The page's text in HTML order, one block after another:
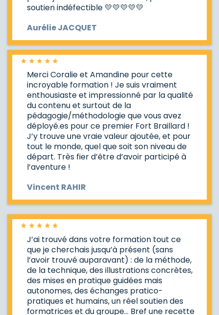
soutien indéfectible 💛💛💛💛💛
Aurélie JACQUET
Merci Coralie et Amandine pour cette
incroyable formation ! Je suis vraiment
enthousiaste et impressionné par la qualité
du contenu et surtout de la
pédagogie/méthodologie que vous avez
déployé.es pour ce premier Fort Braillard !
J’y trouve une vraie valeur ajoutée, et pour
tout le monde, quel que soit son niveau de
départ. Très fier d’être d’avoir participé à
l’aventure !
Vincent RAHIR
J’ai trouvé dans votre formation tout ce
que je cherchais jusqu’à présent (sans
l’avoir trouvé auparavant) : de la méthode,
de la technique, des illustrations concrètes,
des mises en pratique guidées mais
autonomes, des échanges pratico-
pratiques et humains, un réel soutien des
formatrices et du groupe... Bref une recette